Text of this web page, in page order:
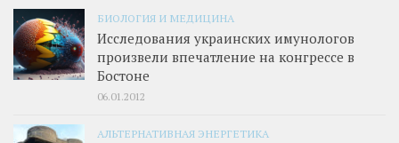
БИОЛОГИЯ И МЕДИЦИНА
Исследования украинских имунологов
произвели впечатление на конгрессе в
Бостоне
06.01.2012
АЛЬТЕРНАТИВНАЯ ЭНЕРГЕТИКА